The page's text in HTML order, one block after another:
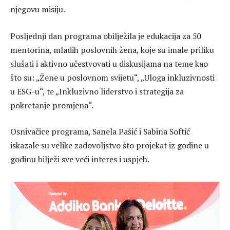
njegovu misiju.
Posljednji dan programa obilježila je edukacija za 50
mentorina, mladih poslovnih žena, koje su imale priliku
slušati i aktivno učestvovati u diskusijama na teme kao
što su: „Žene u poslovnom svijetu“, „Uloga inkluzivnosti
u ESG-u“, te „Inkluzivno liderstvo i strategija za
pokretanje promjena“.
Osnivačice programa, Sanela Pašić i Sabina Softić
iskazale su velike zadovoljstvo što projekat iz godine u
godinu bilježi sve veći interes i uspjeh.